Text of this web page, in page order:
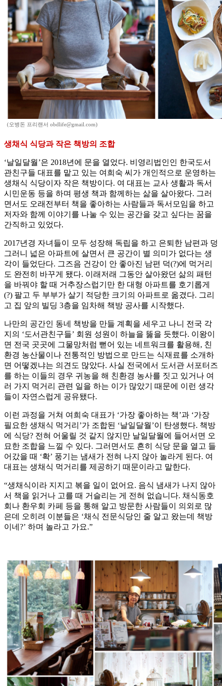
(오병돈 프리랜서 obdlife@gmail.com)
생채식 식당과 작은 책방의 조합
‘날일달월’은 2018년에 문을 열었다. 비영리법인인 한국도서
관친구들 대표를 맡고 있는 여희숙 씨가 개인적으로 운영하는
생채식 식당이자 작은 책방이다. 여 대표는 교사 생활과 독서
시민운동 등을 하며 평생 책과 함께하는 삶을 살아왔다. 그러
면서도 오래전부터 책을 좋아하는 사람들과 독서모임을 하고
저자와 함께 이야기를 나눌 수 있는 공간을 갖고 싶다는 꿈을
간직하고 있었다.
2017년경 자녀들이 모두 성장해 독립을 하고 은퇴한 남편과 덩
그러니 넓은 아파트에 살면서 큰 공간이 별 의미가 없다는 생
각이 들었단다. 그즈음 건강이 안 좋아진 남편 덕(?)에 먹거리
도 완전히 바꾸게 됐다. 이래저래 그동안 살아왔던 삶의 패턴
을 바꿔야 할 때 거추장스럽기만 한 대형 아파트를 호기롭게
(?) 팔고 두 부부가 살기 적당한 크기의 아파트로 옮겼다. 그리
고 집 앞의 빌딩 3층을 임차해 책방 공사를 시작했다.
나만의 공간인 동네 책방을 만들 계획을 세우고 나니 전국 각
지의 ‘도서관친구들’ 회원 성원이 하늘을 뚫을 듯했다. 이왕이
면 전국 곳곳에 그물망처럼 뻗어 있는 네트워크를 활용해, 친
환경 농산물이나 전통적인 방법으로 만드는 식재료를 소개하
면 어떻겠냐는 의견도 많았다. 사실 전국에서 도서관 서포터즈
를 하는 이들의 경우 귀농을 해 친환경 농사를 짓고 있거나 여
러 가지 먹거리 관련 일을 하는 이가 많았기 때문에 이런 생각
들이 자연스럽게 공유됐다.
이런 과정을 거쳐 여희숙 대표가 ‘가장 좋아하는 책’과 ‘가장
필요한 생채식 먹거리’가 조합된 ‘날일달월’이 탄생했다. 책방
에 식당? 전혀 어울릴 것 같지 않지만 날일달월에 들어서면 오
묘한 조합을 느낄 수 있다. 그러면서도 흔히 식당 문을 열고 들
어갔을 때 ‘확’ 풍기는 냄새가 전혀 나지 않아 놀라게 된다. 여
대표는 생채식 먹거리를 제공하기 때문이라고 말한다.
“생채식이라 지지고 볶을 일이 없어요. 음식 냄새가 나지 않아
서 책을 읽거나 고를 때 거슬리는 게 전혀 없습니다. 채식동호
회나 환우회 카페 등을 통해 알고 방문한 사람들이 의외로 많
은데 오히려 이분들은 ‘채식 전문식당인 줄 알고 왔는데 책방
이네?’ 하며 놀라고 가요.”